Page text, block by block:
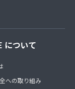
について
への取り組み